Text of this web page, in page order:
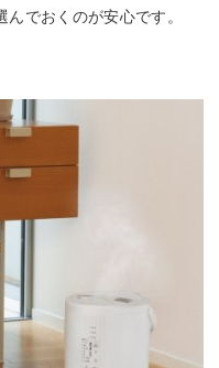
でおくのが安心です。